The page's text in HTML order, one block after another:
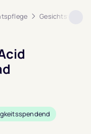
Gesichtstoner